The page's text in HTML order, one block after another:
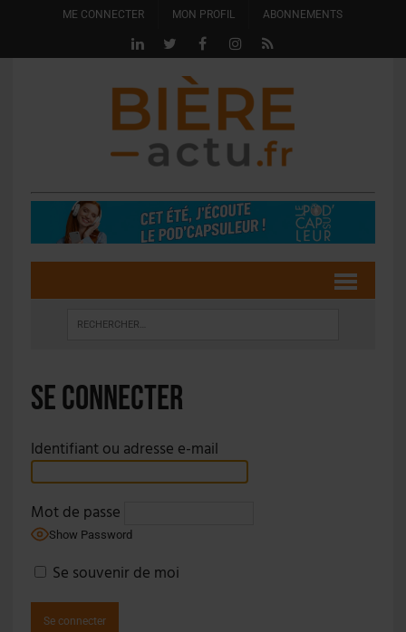
ME CONNECTER MON PROFIL ABONNEMENTS
Se connecter
Identifiant ou adresse e-mail
Mot de passe
Show Password
Se souvenir de moi